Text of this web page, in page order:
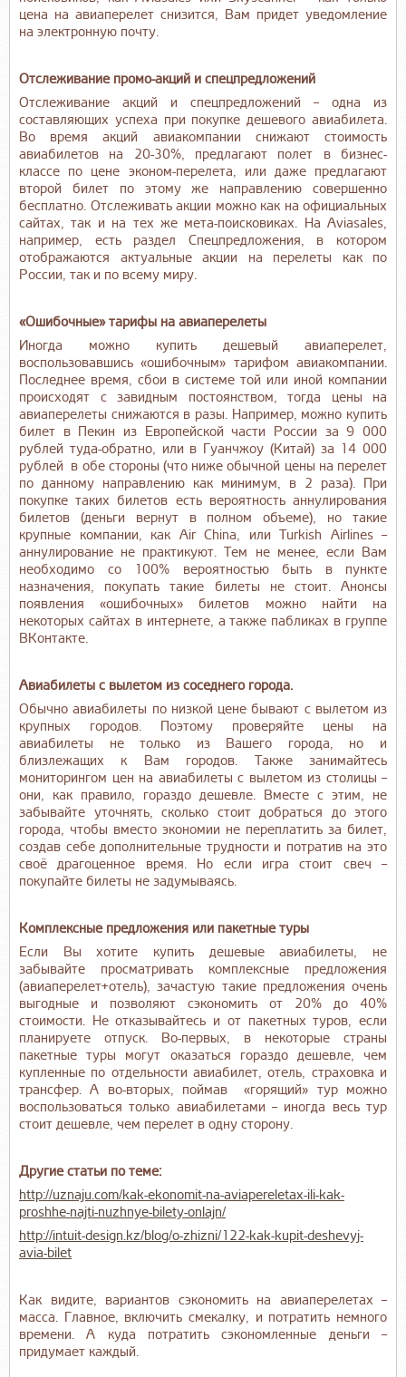
цена на авиаперелет снизится, Вам придет уведомление
на электронную почту.
Отслеживание промо-акций и спецпредложений
Отслеживание акций и спецпредложений – одна из
составляющих успеха при покупке дешевого авиабилета.
Во время акций авиакомпании снижают стоимость
авиабилетов на 20-30%, предлагают полет в бизнес-
классе по цене эконом-перелета, или даже предлагают
второй билет по этому же направлению совершенно
бесплатно. Отслеживать акции можно как на официальных
сайтах, так и на тех же мета-поисковиках. На Aviasales,
например, есть раздел Спецпредложения, в котором
отображаются актуальные акции на перелеты как по
России, так и по всему миру.
«Ошибочные» тарифы на авиаперелеты
Иногда можно купить дешевый авиаперелет,
воспользовавшись «ошибочным» тарифом авиакомпании.
Последнее время, сбои в системе той или иной компании
происходят с завидным постоянством, тогда цены на
авиаперелеты снижаются в разы. Например, можно купить
билет в Пекин из Европейской части России за 9 000
рублей туда-обратно, или в Гуанчжоу (Китай) за 14 000
рублей в обе стороны (что ниже обычной цены на перелет
по данному направлению как минимум, в 2 раза). При
покупке таких билетов есть вероятность аннулирования
билетов (деньги вернут в полном объеме), но такие
крупные компании, как Air China, или Turkish Airlines –
аннулирование не практикуют. Тем не менее, если Вам
необходимо со 100% вероятностью быть в пункте
назначения, покупать такие билеты не стоит. Анонсы
появления «ошибочных» билетов можно найти на
некоторых сайтах в интернете, а также пабликах в группе
ВКонтакте.
Авиабилеты с вылетом из соседнего города.
Обычно авиабилеты по низкой цене бывают с вылетом из
крупных городов. Поэтому проверяйте цены на
авиабилеты не только из Вашего города, но и
близлежащих к Вам городов. Также занимайтесь
мониторингом цен на авиабилеты с вылетом из столицы –
они, как правило, гораздо дешевле. Вместе с этим, не
забывайте уточнять, сколько стоит добраться до этого
города, чтобы вместо экономии не переплатить за билет,
создав себе дополнительные трудности и потратив на это
своё драгоценное время. Но если игра стоит свеч –
покупайте билеты не задумываясь.
Комплексные предложения или пакетные туры
Если Вы хотите купить дешевые авиабилеты, не
забывайте просматривать комплексные предложения
(авиаперелет+отель), зачастую такие предложения очень
выгодные и позволяют сэкономить от 20% до 40%
стоимости. Не отказывайтесь и от пакетных туров, если
планируете отпуск. Во-первых, в некоторые страны
пакетные туры могут оказаться гораздо дешевле, чем
купленные по отдельности авиабилет, отель, страховка и
трансфер. А во-вторых, поймав «горящий» тур можно
воспользоваться только авиабилетами – иногда весь тур
стоит дешевле, чем перелет в одну сторону.
Другие статьи по теме:
http://uznaju.com/kak-ekonomit-na-aviapereletax-ili-kak-
proshhe-najti-nuzhnye-bilety-onlajn/
http://intuit-design.kz/blog/o-zhizni/122-kak-kupit-deshevyj-
avia-bilet
Как видите, вариантов сэкономить на авиаперелетах –
масса. Главное, включить смекалку, и потратить немного
времени. А куда потратить сэкономленные деньги –
придумает каждый.